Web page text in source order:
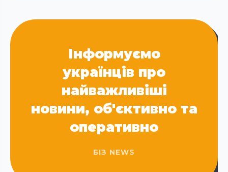
Інформуємо
українців про
найважливіші
новини, об'єктивно та
оперативно
БІЗ NEWS